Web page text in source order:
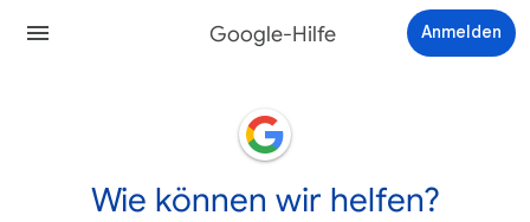
Google-Hilfe Anmelden
Wie können wir helfen?